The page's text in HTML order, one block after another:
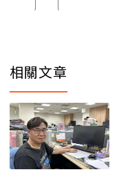
相關文章